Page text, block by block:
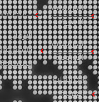
الدراسات
الأمريكية
الدراسات
الأوروبية
الدراسات
العربية
التطرف
الإرهاب
والصراعات
المسلحة